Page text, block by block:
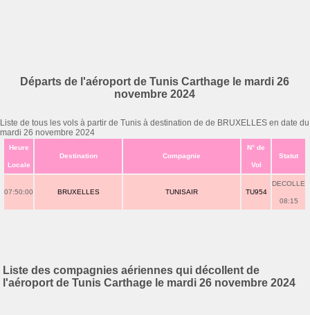
Départs de l'aéroport de Tunis Carthage le mardi 26
novembre 2024
Liste de tous les vols à partir de Tunis à destination de de BRUXELLES en date du
mardi 26 novembre 2024
Heure
Locale
Destination Compagnie
N° de
Vol
Statut
07:50:00 BRUXELLES TUNISAIR TU954
DECOLLE
08:15
Liste des compagnies aériennes qui décollent de
l'aéroport de Tunis Carthage le mardi 26 novembre 2024